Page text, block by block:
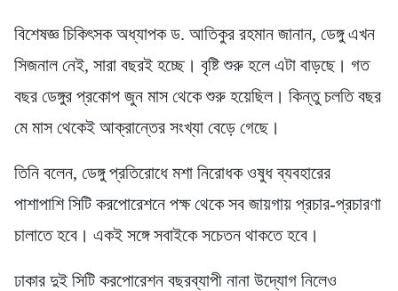
বিশেষজ্ঞ চিকিৎসক অধ্যাপক ড. আতিকুর রহমান জানান, ডেঙ্গু এখন
সিজনাল নেই, সারা বছরই হচ্ছে। বৃষ্টি শুরু হলে এটা বাড়ছে। গত
বছর ডেঙ্গুর প্রকোপ জুন মাস থেকে শুরু হয়েছিল। কিন্তু চলতি বছর
মে মাস থেকেই আক্রান্তের সংখ্যা বেড়ে গেছে।
তিনি বলেন, ডেঙ্গু প্রতিরোধে মশা নিরোধক ওষুধ ব্যবহারের
পাশাপাশি সিটি করপোরেশনে পক্ষ থেকে সব জায়গায় প্রচার-প্রচারণা
চালাতে হবে। একই সঙ্গে সবাইকে সচেতন থাকতে হবে।
ঢাকার দুই সিটি করপোরেশন বছরব্যাপী নানা উদ্যোগ নিলেও